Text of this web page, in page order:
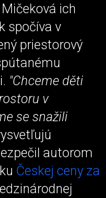
ich
spočíva v
priestorový
"Chceme děti
v
se snažili
autorom
Českej ceny za